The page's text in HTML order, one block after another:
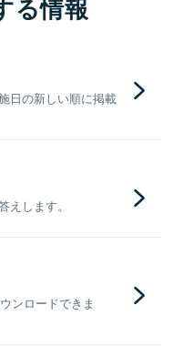
る情報
日の新しい順に掲載
します。
ンロードできま